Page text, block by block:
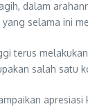
dalam
selama ini
terus
salah satu